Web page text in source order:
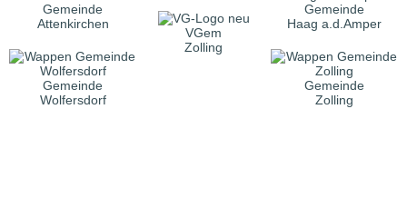
Gemeinde
Attenkirchen
VGem
Zolling
Gemeinde
Haag a.d.Amper
Gemeinde
Wolfersdorf
Gemeinde
Zolling